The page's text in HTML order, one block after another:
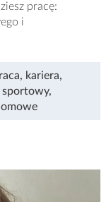
pracę:
i
, kariera,
,